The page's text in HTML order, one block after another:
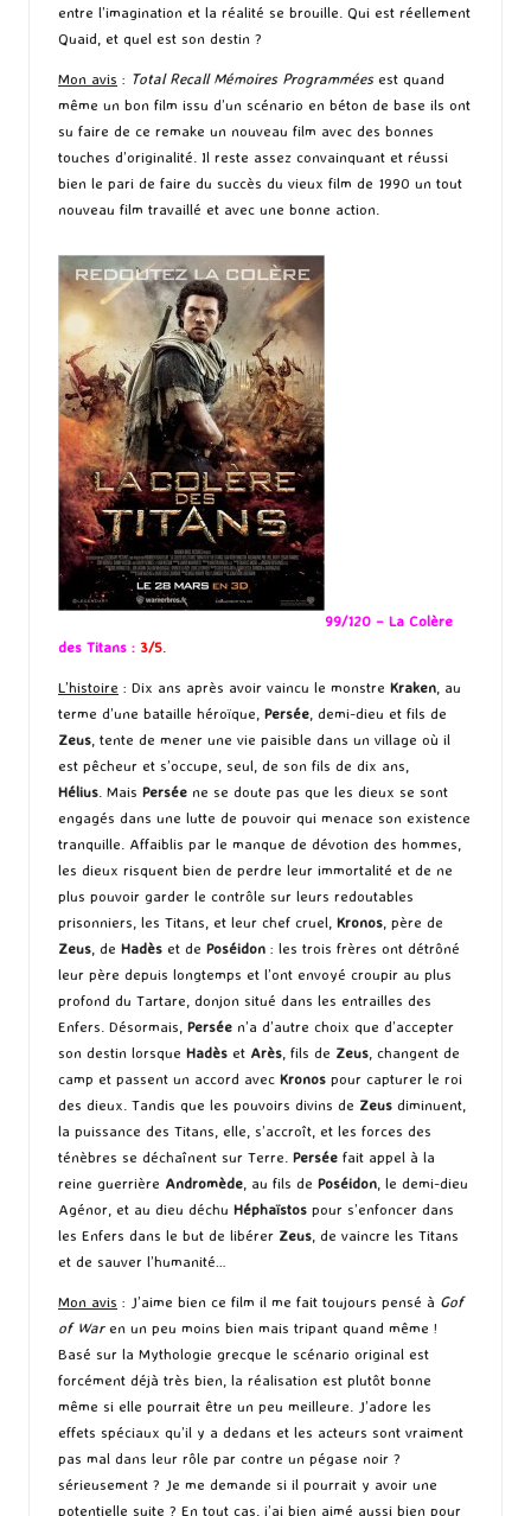
entre l’imagination et la réalité se brouille. Qui est réellement
Quaid, et quel est son destin ?
Mon avis : Total Recall Mémoires Programméesest quand
même un bon film issu d’un scénario en béton de base ils ont
su faire de ce remake un nouveau film avec des bonnes
touches d’originalité. Il reste assez convainquant et réussi
bien le pari de faire du succès du vieux film de 1990 un tout
nouveau film travaillé et avec une bonne action.
99/120 – La Colère
des Titans : 3/5.
L’histoire : Dix ans après avoir vaincu le monstre Kraken, au
terme d’une bataille héroïque, Persée, demi-dieu et fils de
Zeus, tente de mener une vie paisible dans un village où il
est pêcheur et s’occupe, seul, de son fils de dix ans,
Hélius. Mais Persée ne se doute pas que les dieux se sont
engagés dans une lutte de pouvoir qui menace son existence
tranquille. Affaiblis par le manque de dévotion des hommes,
les dieux risquent bien de perdre leur immortalité et de ne
plus pouvoir garder le contrôle sur leurs redoutables
prisonniers, les Titans, et leur chef cruel, Kronos, père de
Zeus, de Hadès et de Poséidon : les trois frères ont détrôné
leur père depuis longtemps et l’ont envoyé croupir au plus
profond du Tartare, donjon situé dans les entrailles des
Enfers. Désormais, Persée n’a d’autre choix que d’accepter
son destin lorsque Hadès et Arès, fils de Zeus, changent de
camp et passent un accord avec Kronos pour capturer le roi
des dieux. Tandis que les pouvoirs divins de Zeus diminuent,
la puissance des Titans, elle, s’accroît, et les forces des
ténèbres se déchaînent sur Terre. Persée fait appel à la
reine guerrière Andromède, au fils de Poséidon, le demi-dieu
Agénor, et au dieu déchu Héphaïstos pour s’enfoncer dans
les Enfers dans le but de libérer Zeus, de vaincre les Titans
et de sauver l’humanité…
Mon avis : J’aime bien ce film il me fait toujours pensé à Gof
of Waren un peu moins bien mais tripant quand même !
Basé sur la Mythologie grecque le scénario original est
forcément déjà très bien, la réalisation est plutôt bonne
même si elle pourrait être un peu meilleure. J’adore les
effets spéciaux qu’il y a dedans et les acteurs sont vraiment
pas mal dans leur rôle par contre un pégase noir ?
sérieusement ? Je me demande si il pourrait y avoir une
potentielle suite ? En tout cas, j’ai bien aimé aussi bien pour